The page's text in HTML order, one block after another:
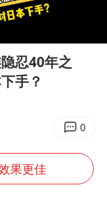
或由烟头引起
海豚
全体市民书》
剧已下架
从来没有“独立”过
朵为佟丽娅庆生
忍40年之
手？
0
果更佳